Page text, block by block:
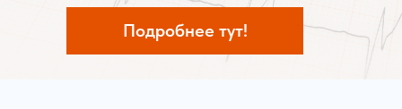
Подробнее тут!